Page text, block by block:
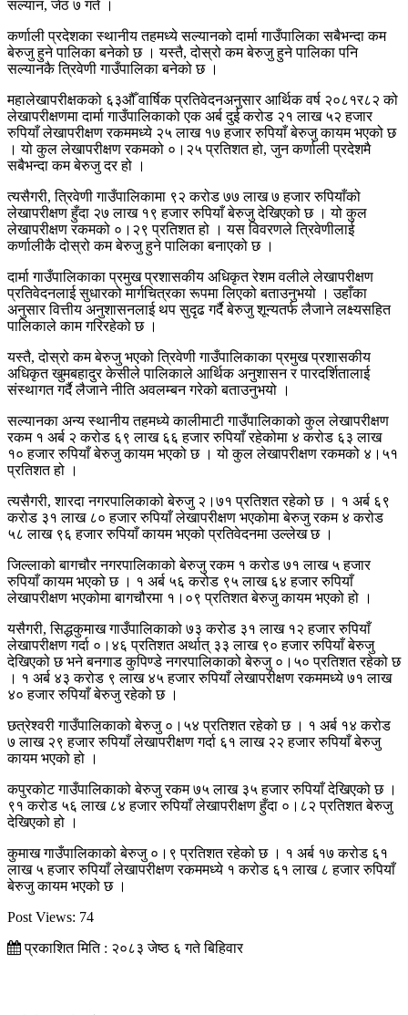
सल्यान, जेठ ७ गते ।
कर्णाली प्रदेशका स्थानीय तहमध्ये सल्यानको दार्मा गाउँपालिका सबैभन्दा कम
बेरुजु हुने पालिका बनेको छ । यस्तै, दोस्रो कम बेरुजु हुने पालिका पनि
सल्यानकै त्रिवेणी गाउँपालिका बनेको छ ।
महालेखापरीक्षकको ६३औँ वार्षिक प्रतिवेदनअनुसार आर्थिक वर्ष २०८१र८२ को
लेखापरीक्षणमा दार्मा गाउँपालिकाको एक अर्ब दुई करोड २१ लाख ५२ हजार
रुपियाँ लेखापरीक्षण रकममध्ये २५ लाख १७ हजार रुपियाँ बेरुजु कायम भएको छ
। यो कुल लेखापरीक्षण रकमको ०।२५ प्रतिशत हो, जुन कर्णाली प्रदेशमै
सबैभन्दा कम बेरुजु दर हो ।
त्यसैगरी, त्रिवेणी गाउँपालिकामा ९२ करोड ७७ लाख ७ हजार रुपियाँको
लेखापरीक्षण हुँदा २७ लाख १९ हजार रुपियाँ बेरुजु देखिएको छ । यो कुल
लेखापरीक्षण रकमको ०।२९ प्रतिशत हो । यस विवरणले त्रिवेणीलाई
कर्णालीकै दोस्रो कम बेरुजु हुने पालिका बनाएको छ ।
दार्मा गाउँपालिकाका प्रमुख प्रशासकीय अधिकृत रेशम वलीले लेखापरीक्षण
प्रतिवेदनलाई सुधारको मार्गचित्रका रूपमा लिएको बताउनुभयो । उहाँका
अनुसार वित्तीय अनुशासनलाई थप सुदृढ गर्दै बेरुजु शून्यतर्फ लैजाने लक्ष्यसहित
पालिकाले काम गरिरहेको छ ।
यस्तै, दोस्रो कम बेरुजु भएको त्रिवेणी गाउँपालिकाका प्रमुख प्रशासकीय
अधिकृत खुमबहादुर केसीले पालिकाले आर्थिक अनुशासन र पारदर्शितालाई
संस्थागत गर्दै लैजाने नीति अवलम्बन गरेको बताउनुभयो ।
सल्यानका अन्य स्थानीय तहमध्ये कालीमाटी गाउँपालिकाको कुल लेखापरीक्षण
रकम १ अर्ब २ करोड ६९ लाख ६६ हजार रुपियाँ रहेकोमा ४ करोड ६३ लाख
१० हजार रुपियाँ बेरुजु कायम भएको छ । यो कुल लेखापरीक्षण रकमको ४।५१
प्रतिशत हो ।
त्यसैगरी, शारदा नगरपालिकाको बेरुजु २।७१ प्रतिशत रहेको छ । १ अर्ब ६९
करोड ३१ लाख ८० हजार रुपियाँ लेखापरीक्षण भएकोमा बेरुजु रकम ४ करोड
५८ लाख ९६ हजार रुपियाँ कायम भएको प्रतिवेदनमा उल्लेख छ ।
जिल्लाको बागचौर नगरपालिकाको बेरुजु रकम १ करोड ७१ लाख ५ हजार
रुपियाँ कायम भएको छ । १ अर्ब ५६ करोड ९५ लाख ६४ हजार रुपियाँ
लेखापरीक्षण भएकोमा बागचौरमा १।०९ प्रतिशत बेरुजु कायम भएको हो ।
यसैगरी, सिद्धकुमाख गाउँपालिकाको ७३ करोड ३१ लाख १२ हजार रुपियाँ
लेखापरीक्षण गर्दा ०।४६ प्रतिशत अर्थात् ३३ लाख ९० हजार रुपियाँ बेरुजु
देखिएको छ भने बनगाड कुपिण्डे नगरपालिकाको बेरुजु ०।५० प्रतिशत रहेको छ
। १ अर्ब ४३ करोड ९ लाख ४५ हजार रुपियाँ लेखापरीक्षण रकममध्ये ७१ लाख
४० हजार रुपियाँ बेरुजु रहेको छ ।
छत्रेश्वरी गाउँपालिकाको बेरुजु ०।५४ प्रतिशत रहेको छ । १ अर्ब १४ करोड
७ लाख २९ हजार रुपियाँ लेखापरीक्षण गर्दा ६१ लाख २२ हजार रुपियाँ बेरुजु
कायम भएको हो ।
कपुरकोट गाउँपालिकाको बेरुजु रकम ७५ लाख ३५ हजार रुपियाँ देखिएको छ ।
९१ करोड ५६ लाख ८४ हजार रुपियाँ लेखापरीक्षण हुँदा ०।८२ प्रतिशत बेरुजु
देखिएको हो ।
कुमाख गाउँपालिकाको बेरुजु ०।९ प्रतिशत रहेको छ । १ अर्ब १७ करोड ६१
लाख ५ हजार रुपियाँ लेखापरीक्षण रकममध्ये १ करोड ६१ लाख ८ हजार रुपियाँ
बेरुजु कायम भएको छ ।
Post Views: 74
प्रकाशित मिति : २०८३ जेष्ठ ६ गते बिहिवार